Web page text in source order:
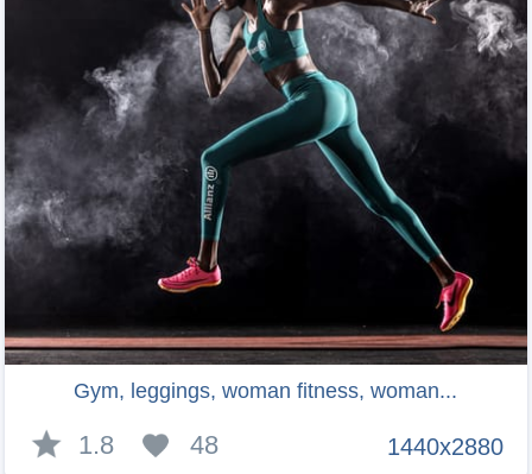
Gym, leggings, woman fitness, woman...
1440x2880
1.8 48